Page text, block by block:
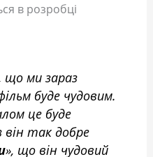
в розробці
що ми зараз
буде чудовим.
це буде
так добре
», що він чудовий